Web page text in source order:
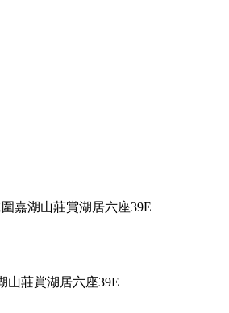
嘉湖山莊賞湖居六座39E
山莊賞湖居六座39E